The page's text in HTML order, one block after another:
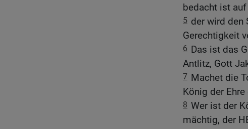
bedacht ist
5 der wird den
Gerechtigkeit
6 Das ist das
Antlitz, Gott
7 Machet die
König der Ehre
8 Wer ist der
mächtig, der